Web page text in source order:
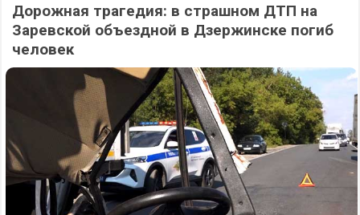
Дорожная трагедия: в страшном ДТП на
Заревской объездной в Дзержинске погиб
человек